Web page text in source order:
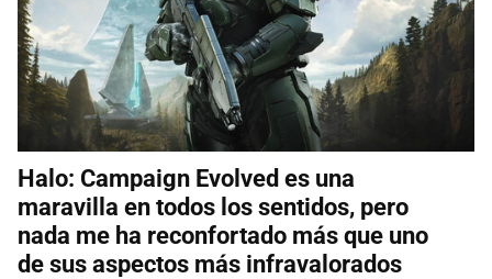
Halo: Campaign Evolved es una
maravilla en todos los sentidos, pero
nada me ha reconfortado más que uno
de sus aspectos más infravalorados